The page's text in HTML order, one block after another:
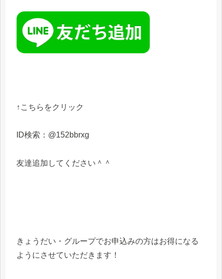
↑こちらをクリック
ID検索：@152bbrxg
友達追加してください＾＾
きょうだい・グループでお申込みの方はお得になる
ようにさせていただきます！